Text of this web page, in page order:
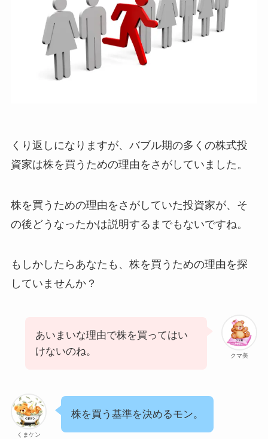
くり返しになりますが、バブル期の多くの株式投
資家は株を買うための理由をさがしていました。
株を買うための理由をさがしていた投資家が、そ
の後どうなったかは説明するまでもないですね。
もしかしたらあなたも、株を買うための理由を探
していませんか？
クマ美
あいまいな理由で株を買ってはい
けないのね。
くまケン
株を買う基準を決めるモン。